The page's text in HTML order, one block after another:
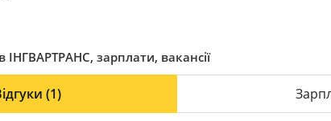
ІНГВАРТРАНС, зарплати, вакансії
(1)